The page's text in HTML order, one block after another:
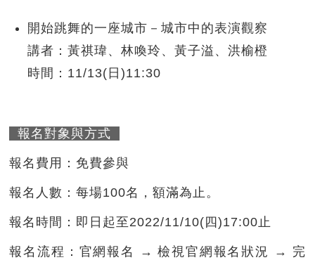
開始跳舞的一座城市－城市中的表演觀察
講者：黃祺瑋、林喚玲、黃子溢、洪榆橙
時間：11/13(日)11:30
報名對象與方式
報名費用：免費參與
報名人數：每場100名，額滿為止。
報名時間：即日起至2022/11/10(四)17:00止
報名流程：官網報名 → 檢視官網報名狀況 → 完